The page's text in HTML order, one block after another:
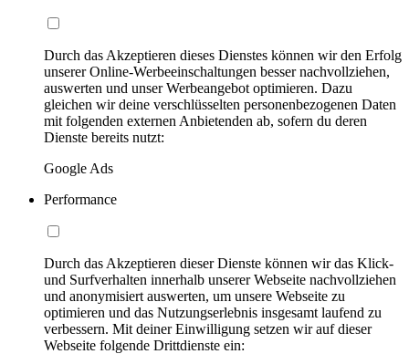
Durch das Akzeptieren dieses Dienstes können wir den Erfolg
unserer Online-Werbeeinschaltungen besser nachvollziehen,
auswerten und unser Werbeangebot optimieren. Dazu
gleichen wir deine verschlüsselten personenbezogenen Daten
mit folgenden externen Anbietenden ab, sofern du deren
Dienste bereits nutzt:
Google Ads
Performance
Durch das Akzeptieren dieser Dienste können wir das Klick-
und Surfverhalten innerhalb unserer Webseite nachvollziehen
und anonymisiert auswerten, um unsere Webseite zu
optimieren und das Nutzungserlebnis insgesamt laufend zu
verbessern. Mit deiner Einwilligung setzen wir auf dieser
Webseite folgende Drittdienste ein: